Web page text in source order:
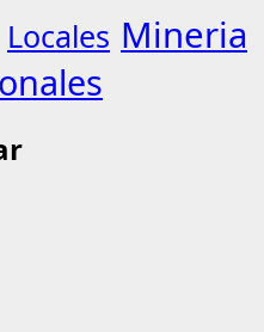
Locales Mineria